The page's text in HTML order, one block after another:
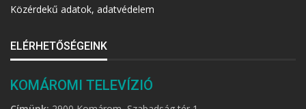
Közérdekű adatok, adatvédelem
ELÉRHETŐSÉGEINK
KOMÁROMI TELEVÍZIÓ